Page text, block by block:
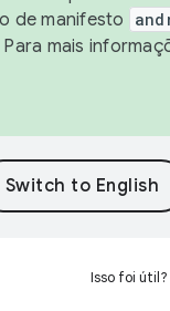
de manifesto
mais
Isso foi útil?